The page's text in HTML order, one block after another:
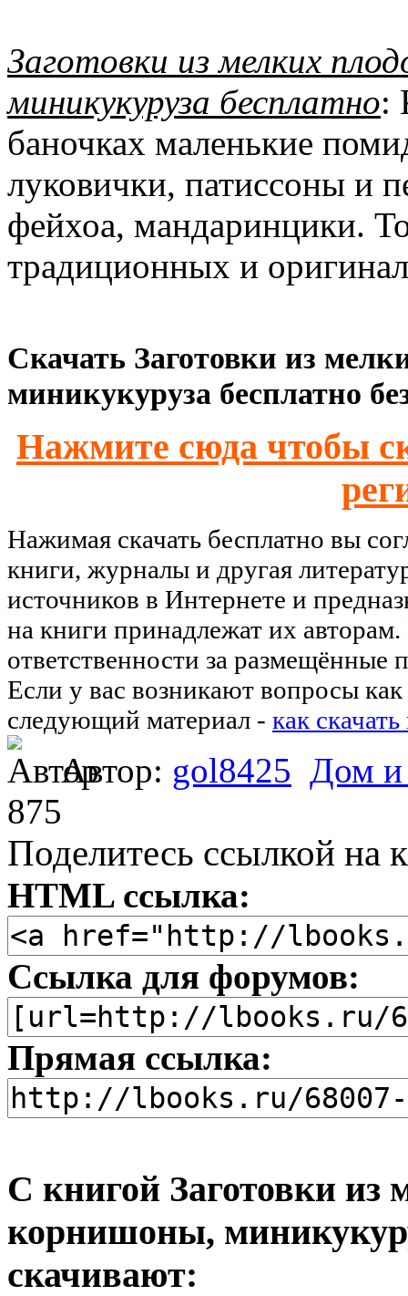
Заготовки из мелких
миникукуруза бесплатно:
баночках маленькие
луковички, патиссоны и
фейхоа, мандаринцики.
традиционных и
Скачать Заготовки из
миникукуруза бесплатно
Нажмите сюда чтобы
Нажимая скачать бесплатно вы
книги, журналы и другая
источников в Интернете и
на книги принадлежат их
ответственности за размещённые
Если у вас возникают вопросы как
следующий материал - как
Автор: gol8425 Дом и
875
Поделитесь ссылкой на
HTML ссылка:
Ссылка для форумов:
Прямая ссылка:
С книгой Заготовки из
корнишоны,
скачивают: